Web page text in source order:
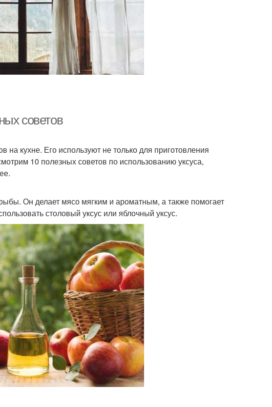
советов
кухне. Его используют не только для приготовления
10 полезных советов по использованию уксуса,
Он делает мясо мягким и ароматным, а также помогает
столовый уксус или яблочный уксус.